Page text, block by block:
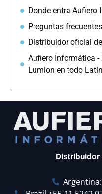
Donde entra Aufiero
Preguntas
Distribuidor oficial
Aufiero Informática
Lumion en todo
Distribuidor